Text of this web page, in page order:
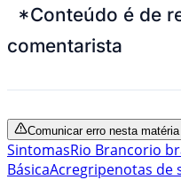
*Conteúdo é de
comentarista
Comunicar erro nesta matéria
SintomasRio Brancorio
BásicaAcregripenotas de